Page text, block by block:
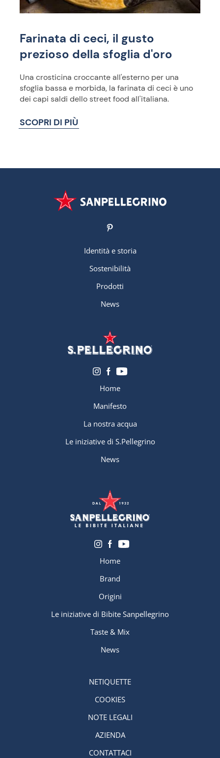
Farinata di ceci, il gusto
prezioso della sfoglia d'oro
Una crosticina croccante all'esterno per una
sfoglia bassa e morbida, la farinata di ceci è uno
dei capi saldi dello street food all'italiana.
SCOPRI DI PIÙ
Identità e storia
Sostenibilità
Prodotti
News
Home
Manifesto
La nostra acqua
Le iniziative di S.Pellegrino
News
Home
Brand
Origini
Le iniziative di Bibite Sanpellegrino
Taste & Mix
News
NETIQUETTE
COOKIES
NOTE LEGALI
AZIENDA
CONTATTACI